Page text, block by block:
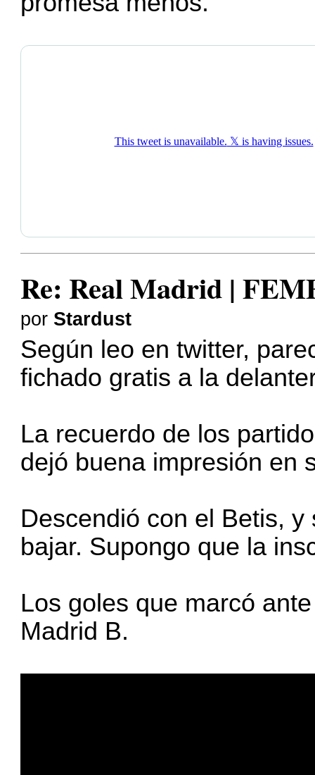
Re: Real Madrid |
por Stardust
Según leo en twitter,
fichado gratis a la
La recuerdo de los
dejó buena impresión en
Descendió con el Betis,
bajar. Supongo que la
Los goles que marcó
Madrid B.